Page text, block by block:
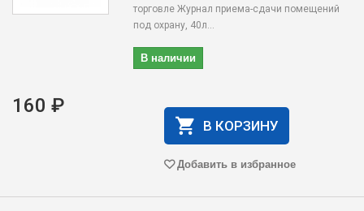
торговле Журнал приема-сдачи помещений
под охрану, 40л...
В наличии
160 ₽
В КОРЗИНУ
Добавить в избранное